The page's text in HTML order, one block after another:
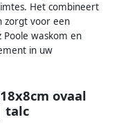
Het combineert
zorgt voor een
waskom en
in uw
ovaal
talc